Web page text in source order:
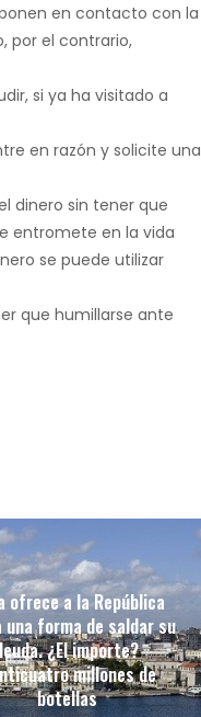
en contacto con la
por el contrario,
si ya ha visitado a
en razón y solicite una
dinero sin tener que
entromete en la vida
se puede utilizar
que humillarse ante
ofrece a la República
una forma de saldar su
¿El importe?
millones de
botellas